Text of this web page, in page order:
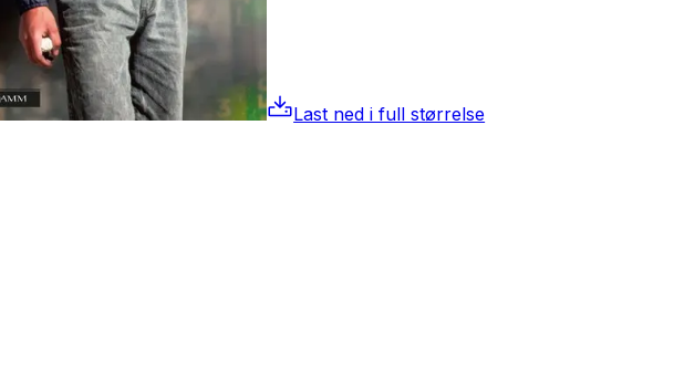
Last ned i full størrelse